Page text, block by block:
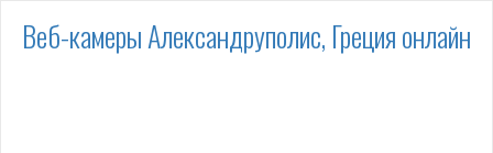
Веб-камеры Александруполис, Греция онлайн